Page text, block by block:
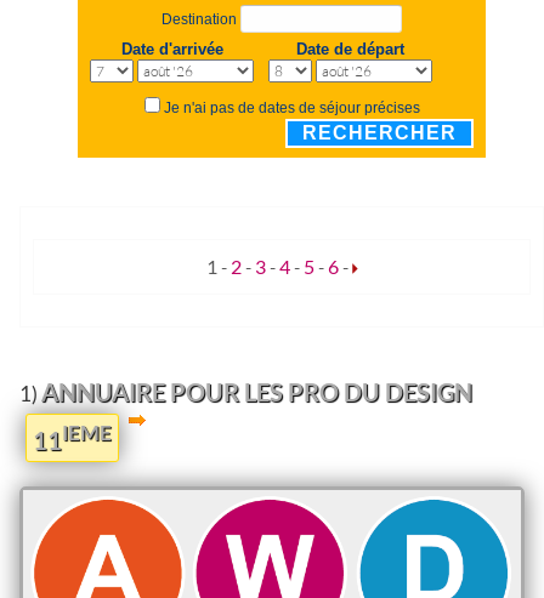
Destination
Date d'arrivée Date de départ
Je n'ai pas de dates de séjour précises
RECHERCHER
1 - 2- 3-4- 5-6-
1) ANNUAIRE POUR LES PRO DU DESIGN
11IEME